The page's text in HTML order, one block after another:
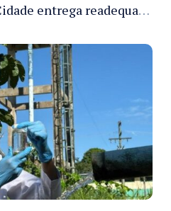
Governador Roberto Cidade entrega readequação do ambulatório da FCecon e amplia capacidade de atendimento oncológico em Manaus